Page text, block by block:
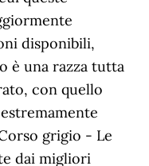
disponibili,
è una razza tutta
con quello
grigio - Le
dai migliori